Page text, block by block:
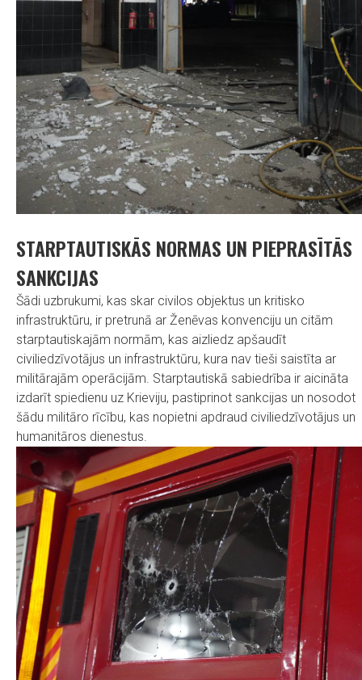
STARPTAUTISKĀS NORMAS UN PIEPRASĪTĀS
SANKCIJAS
Šādi uzbrukumi, kas skar civilos objektus un kritisko
infrastruktūru, ir pretrunā ar Ženēvas konvenciju un citām
starptautiskajām normām, kas aizliedz apšaudīt
civiliedzīvotājus un infrastruktūru, kura nav tieši saistīta ar
militārajām operācijām. Starptautiskā sabiedrība ir aicināta
izdarīt spiedienu uz Krieviju, pastiprinot sankcijas un nosodot
šādu militāro rīcību, kas nopietni apdraud civiliedzīvotājus un
humanitāros dienestus.